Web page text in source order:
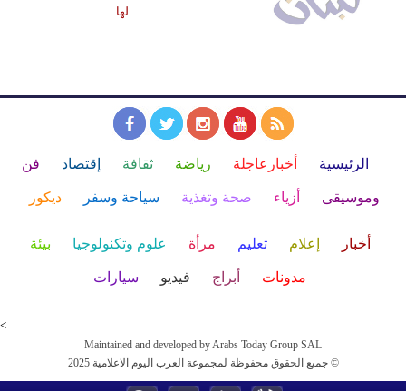
لها
الرئيسية أخبارعاجلة رياضة ثقافة إقتصاد فن
وموسيقى أزياء صحة وتغذية سياحة وسفر ديكور
أخبار إعلام تعليم مرأة علوم وتكنولوجيا بيئة
مدونات أبراج فيديو سيارات
<
Maintained and developed by Arabs Today Group SAL
جميع الحقوق محفوظة لمجموعة العرب اليوم الاعلامية 2025 ©